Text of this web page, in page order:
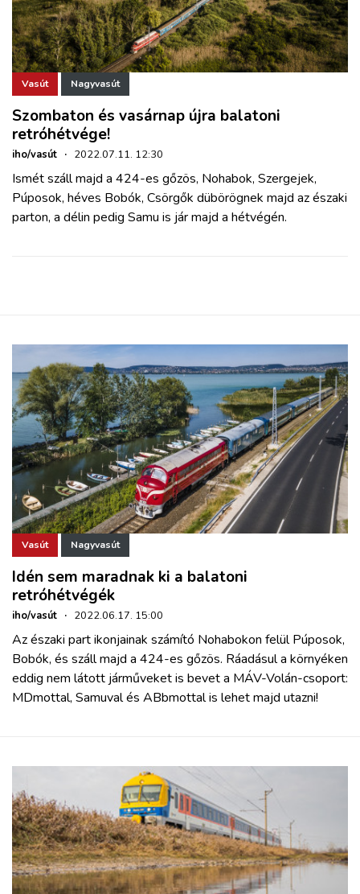
Vasút Nagyvasút
Szombaton és vasárnap újra balatoni
retróhétvége!
iho/vasút · 2022.07.11. 12:30
Ismét száll majd a 424-es gőzös, Nohabok, Szergejek,
Púposok, héves Bobók, Csörgők dübörögnek majd az északi
parton, a délin pedig Samu is jár majd a hétvégén.
Vasút Nagyvasút
Idén sem maradnak ki a balatoni
retróhétvégék
iho/vasút · 2022.06.17. 15:00
Az északi part ikonjainak számító Nohabokon felül Púposok,
Bobók, és száll majd a 424-es gőzös. Ráadásul a környéken
eddig nem látott járműveket is bevet a MÁV-Volán-csoport:
MDmottal, Samuval és ABbmottal is lehet majd utazni!